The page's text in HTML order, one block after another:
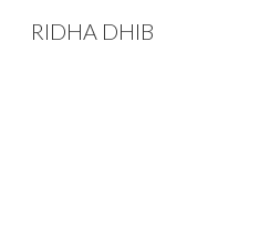
RIDHA DHIB